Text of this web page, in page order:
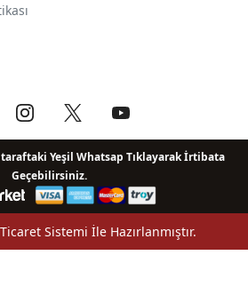
taraftaki Yeşil Whatsap Tıklayarak İrtibata
Geçebilirsiniz.
Sistemi İle Hazırlanmıştır.